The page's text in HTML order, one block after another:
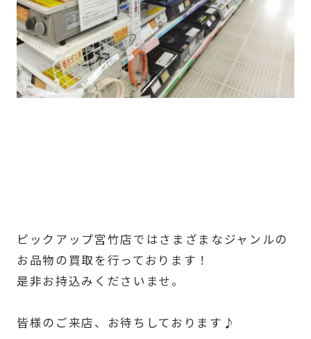
ピックアップ宮竹店ではさまざまなジャンルの
お品物の買取を行っております！
是非お持込みくださいませ。
皆様のご来店、お待ちしております♪